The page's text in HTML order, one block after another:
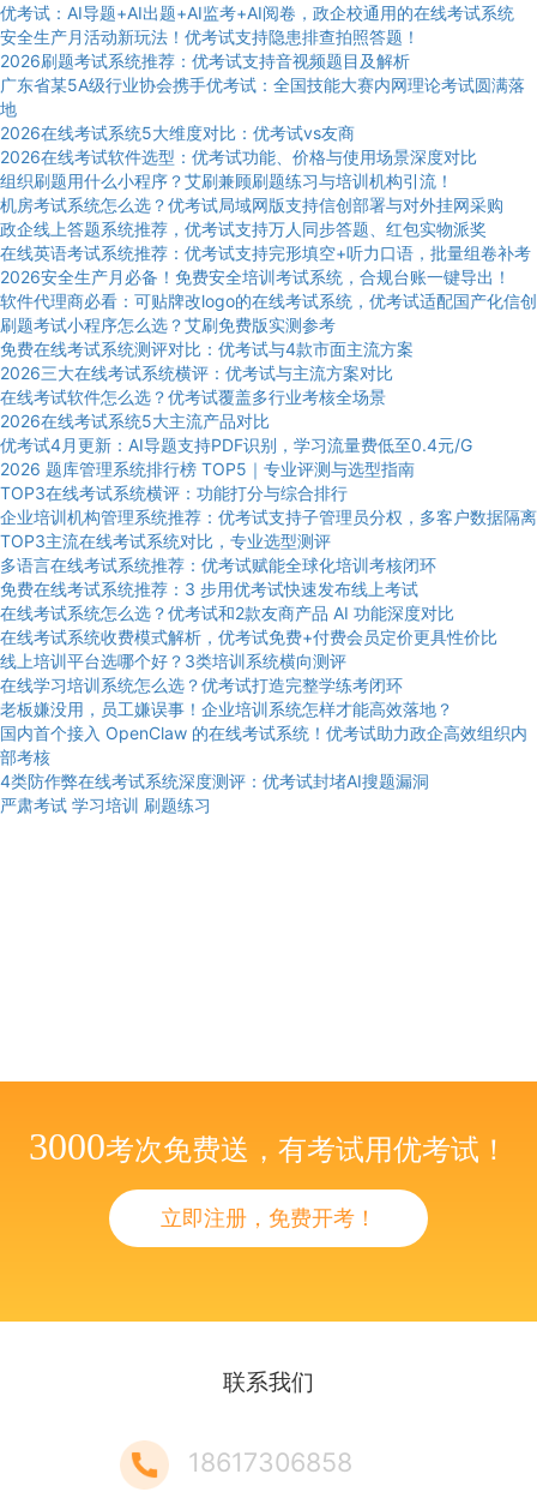
优考试：AI导题+AI出题+AI监考+AI阅卷，政企校通用的在线考试系统
安全生产月活动新玩法！优考试支持隐患排查拍照答题！
2026刷题考试系统推荐：优考试支持音视频题目及解析
广东省某5A级行业协会携手优考试：全国技能大赛内网理论考试圆满落
地
2026在线考试系统5大维度对比：优考试vs友商
2026在线考试软件选型：优考试功能、价格与使用场景深度对比
组织刷题用什么小程序？艾刷兼顾刷题练习与培训机构引流！
机房考试系统怎么选？优考试局域网版支持信创部署与对外挂网采购
政企线上答题系统推荐，优考试支持万人同步答题、红包实物派奖
在线英语考试系统推荐：优考试支持完形填空+听力口语，批量组卷补考
2026安全生产月必备！免费安全培训考试系统，合规台账一键导出！
软件代理商必看：可贴牌改logo的在线考试系统，优考试适配国产化信创
刷题考试小程序怎么选？艾刷免费版实测参考
免费在线考试系统测评对比：优考试与4款市面主流方案
2026三大在线考试系统横评：优考试与主流方案对比
在线考试软件怎么选？优考试覆盖多行业考核全场景
2026在线考试系统5大主流产品对比
优考试4月更新：AI导题支持PDF识别，学习流量费低至0.4元/G
2026 题库管理系统排行榜 TOP5｜专业评测与选型指南
TOP3在线考试系统横评：功能打分与综合排行
企业培训机构管理系统推荐：优考试支持子管理员分权，多客户数据隔离
TOP3主流在线考试系统对比，专业选型测评
多语言在线考试系统推荐：优考试赋能全球化培训考核闭环
免费在线考试系统推荐：3 步用优考试快速发布线上考试
在线考试系统怎么选？优考试和2款友商产品 AI 功能深度对比
在线考试系统收费模式解析，优考试免费+付费会员定价更具性价比
线上培训平台选哪个好？3类培训系统横向测评
在线学习培训系统怎么选？优考试打造完整学练考闭环
老板嫌没用，员工嫌误事！企业培训系统怎样才能高效落地？
国内首个接入 OpenClaw 的在线考试系统！优考试助力政企高效组织内
部考核
4类防作弊在线考试系统深度测评：优考试封堵AI搜题漏洞
严肃考试 学习培训 刷题练习
3000考次免费送，有考试用优考试！
立即注册，免费开考！
联系我们
18617306858